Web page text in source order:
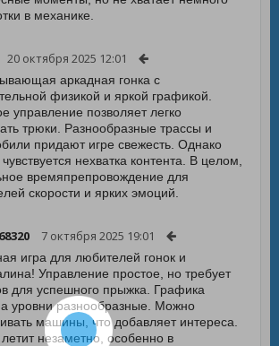
в механике.
20 октября 2025 12:01
аркадная гонка с
физикой и яркой графикой.
управление позволяет легко
трюки. Разнообразные трассы и
придают игре свежесть. Однако
чувствуется нехватка контента. В целом,
времяпрепровождение для
скорости и ярких эмоций.
7 октября 2025 19:01
игра для любителей гонок и
Управление простое, но требует
для успешного прыжка. Графика
а уровни разнообразные. Можно
машины, что добавляет интереса.
незаметно, особенно в